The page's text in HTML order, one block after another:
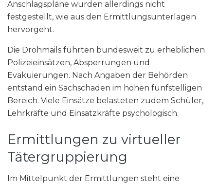
Anschlagspläne wurden allerdings nicht
festgestellt, wie aus den Ermittlungsunterlagen
hervorgeht.
Die Drohmails führten bundesweit zu erheblichen
Polizeieinsätzen, Absperrungen und
Evakuierungen. Nach Angaben der Behörden
entstand ein Sachschaden im hohen fünfstelligen
Bereich. Viele Einsätze belasteten zudem Schüler,
Lehrkräfte und Einsatzkräfte psychologisch.
Ermittlungen zu virtueller
Tätergruppierung
Im Mittelpunkt der Ermittlungen steht eine